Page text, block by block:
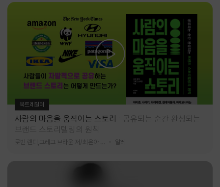
북트레일러
사람의 마음을 움직이는 스토리
공유되는 순간 완성되는
브랜드 스토리텔링의 원칙
알레